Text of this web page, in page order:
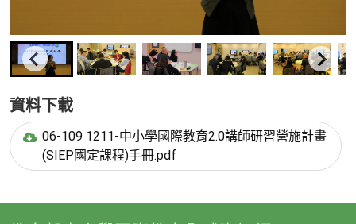
資料下載
06-109 1211-中小學國際教育2.0講師研習營施計畫
(SIEP國定課程)手冊.pdf